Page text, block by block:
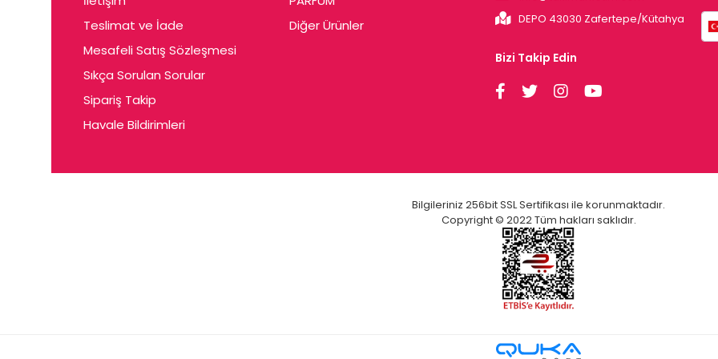
Cerin
Ceta
Ceyda
Chris
Ciey
Cleo
Teslimat ve İade
Mesafeli Satış Sözleşmesi
Sıkça Sorulan Sorular
Sipariş Takip
Havale Bildirimleri
Diğer Ürünler
DEPO 43030 Zafertepe/Kütahya
Bizi Takip Edin
Bilgileriniz 256bit SSL Sertifikası ile korunmaktadır.
Copyright © 2022 Tüm hakları saklıdır.